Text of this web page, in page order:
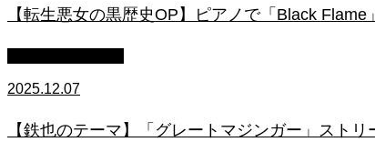
【転生悪女の黒歴史OP】ピアノで「Black
2025.12.07
【鉄也のテーマ】「グレートマジンガー」スト